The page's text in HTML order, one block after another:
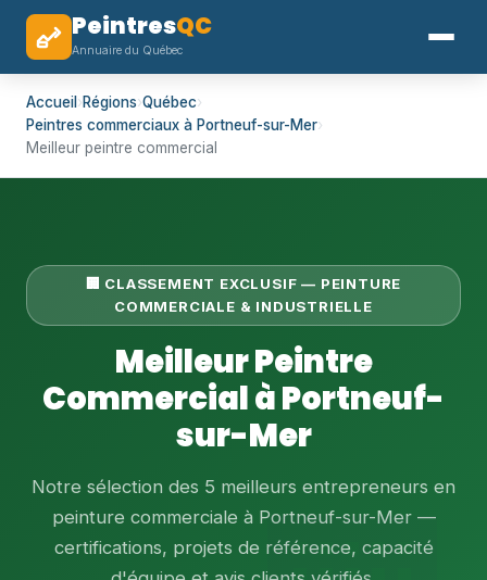
PeintresQC
Annuaire du Québec
Accueil ›Régions›Québec›
Peintres commerciaux à Portneuf-sur-Mer›
Meilleur peintre commercial
🏢 CLASSEMENT EXCLUSIF — PEINTURE
COMMERCIALE & INDUSTRIELLE
Meilleur Peintre
Commercial à Portneuf-
sur-Mer
Notre sélection des 5 meilleurs entrepreneurs en
peinture commerciale à Portneuf-sur-Mer —
certifications, projets de référence, capacité